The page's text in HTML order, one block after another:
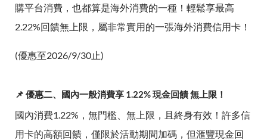
購平台消費，也都算是海外消費的一種！輕鬆享最高
2.22%回饋無上限，屬非常實用的一張海外消費信用卡！
(優惠至2026/9/30止)
📌 優惠二、國內一般消費享 1.22% 現金回饋 無上限！
國內消費1.22%，無門檻、無上限，且終身有效！許多信
用卡的高額回饋，僅限於活動期間加碼，但滙豐現金回